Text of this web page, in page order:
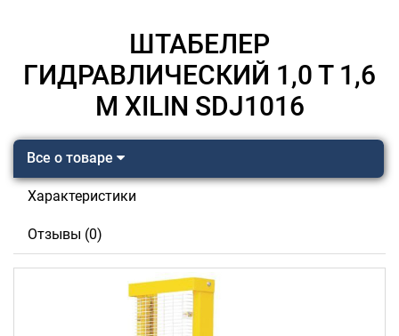
ШТАБЕЛЕР
ГИДРАВЛИЧЕСКИЙ 1,0 Т 1,6
М XILIN SDJ1016
Все о товаре
Характеристики
Отзывы (0)